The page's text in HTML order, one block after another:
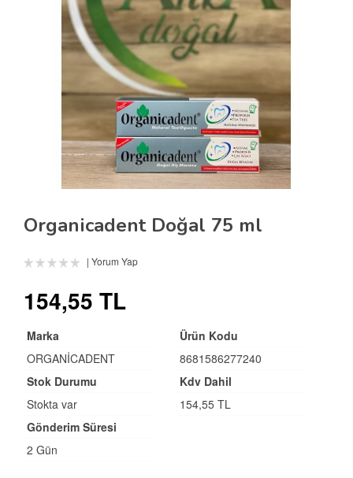
Organicadent Doğal 75 ml
Yorum Yap
154,55 TL
Marka
ORGANİCADENT
Ürün Kodu
8681586277240
Stok Durumu
Stokta var
Kdv Dahil
154,55 TL
Gönderim Süresi
2 Gün